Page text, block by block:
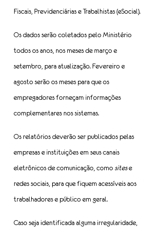
Fiscais, Previdenciárias e Trabalhistas (eSocial).
Os dados serão coletados pelo Ministério
todos os anos, nos meses de março e
setembro, para atualização. Fevereiro e
agosto serão os meses para que os
empregadores forneçam informações
complementares nos sistemas.
Os relatórios deverão ser publicados pelas
empresas e instituições em seus canais
eletrônicos de comunicação, como sites e
redes sociais, para que fiquem acessíveis aos
trabalhadores e público em geral.
Caso seja identificada alguma irregularidade,